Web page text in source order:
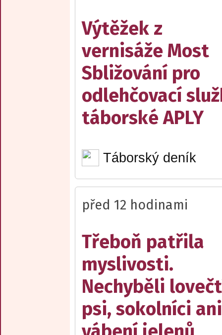
Výtěžek z
vernisáže Most
Sbližování pro
odlehčovací
táborské APLY
Táborský deník
před 12 hodinami
Třeboň patřila
myslivosti.
Nechyběli
psi, sokolníci ani